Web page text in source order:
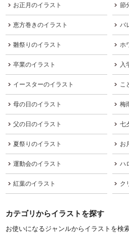
お正月のイラスト 節
恵方巻きのイラスト バ
雛祭りのイラスト ホ
卒業のイラスト 入
イースターのイラスト こ
母の日のイラスト 梅
父の日のイラスト 七
夏祭りのイラスト お
運動会のイラスト ハ
紅葉のイラスト ク
カテゴリからイラストを探す
お使いになるジャンルからイラストを検